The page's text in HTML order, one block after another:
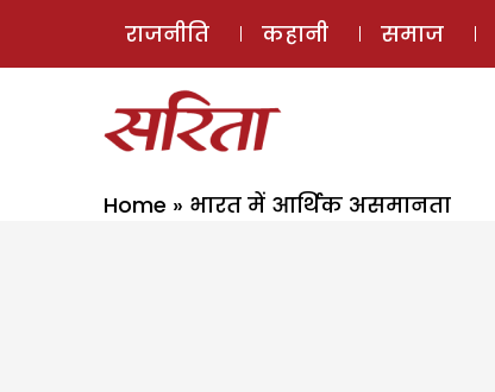
राजनीति कहानी समाज
Home » भारत में आर्थिक असमानता